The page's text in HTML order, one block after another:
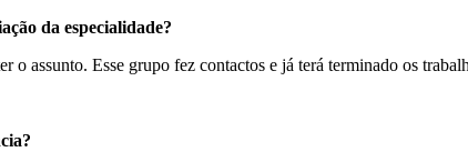
da especialidade?
assunto. Esse grupo fez contactos e já terá terminado os